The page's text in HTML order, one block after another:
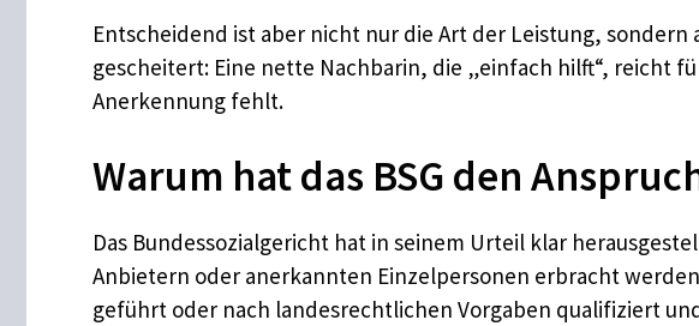
Entscheidend ist aber nicht nur die Art der Leistung, sondern
gescheitert: Eine nette Nachbarin, die „einfach hilft“, reicht
Anerkennung fehlt.
Warum hat das BSG den
Das Bundessozialgericht hat in seinem Urteil klar
Anbietern oder anerkannten Einzelpersonen erbracht
geführt oder nach landesrechtlichen Vorgaben qualifiziert